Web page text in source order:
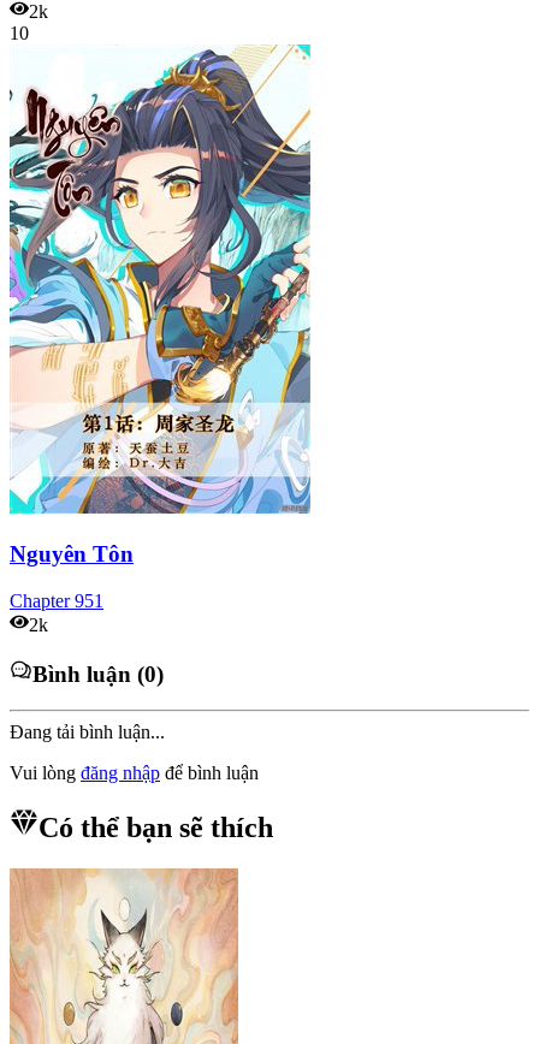
2k
10
Nguyên Tôn
Chapter951
2k
Bình luận (0)
Đang tải bình luận...
Vui lòng đăng nhập để bình luận
Có thể bạn sẽ thích